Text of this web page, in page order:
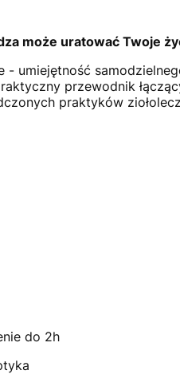
może uratować Twoje
umiejętność
przewodnik
praktyków
do 2h